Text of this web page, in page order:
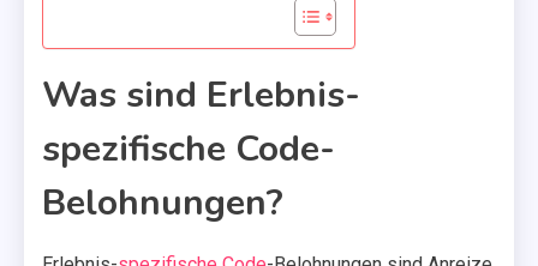
Was sind Erlebnis-
spezifische Code-
Belohnungen?